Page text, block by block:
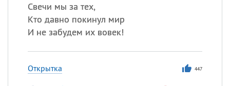
Свечи мы за тех,
Кто давно покинул мир
И не забудем их вовек!
Открытка 447